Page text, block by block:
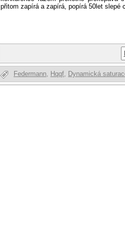
přitom zapírá a zapírá, popírá 50let slepé
Federmann, Hqqf, Dynamická